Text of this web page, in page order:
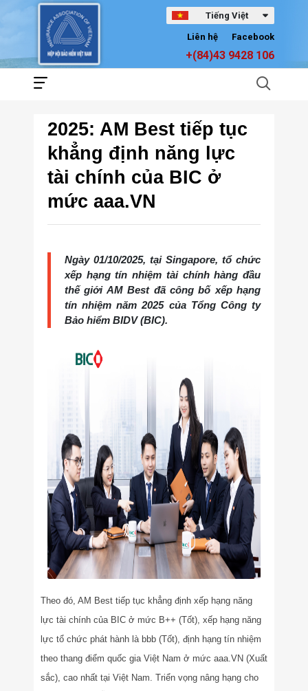
Tiếng Việt
Facebook
Liên hệ
+(84)43 9428 106
2025: AM Best tiếp tục
khẳng định năng lực
tài chính của BIC ở
mức aaa.VN
Ngày 01/10/2025, tại Singapore, tổ chức
xếp hạng tín nhiệm tài chính hàng đầu
thế giới AM Best đã công bố xếp hạng
tín nhiệm năm 2025 của Tổng Công ty
Bảo hiểm BIDV (BIC).
Theo đó, AM Best tiếp tục khẳng định xếp hạng năng
lực tài chính của BIC ở mức B++ (Tốt), xếp hạng năng
lực tổ chức phát hành là bbb (Tốt), định hạng tín nhiệm
theo thang điểm quốc gia Việt Nam ở mức aaa.VN (Xuất
sắc), cao nhất tại Việt Nam. Triển vọng nâng hạng cho